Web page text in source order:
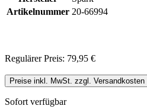
Artikelnummer 20-66994
Regulärer Preis: 79,95 €
Preise inkl. MwSt. zzgl. Versandkosten
Sofort verfügbar